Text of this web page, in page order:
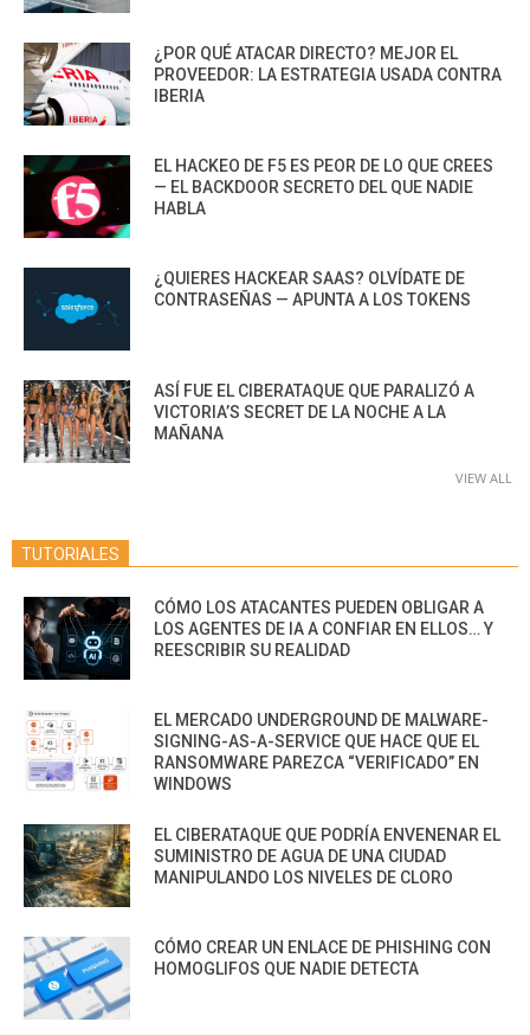
¿POR QUÉ ATACAR DIRECTO? MEJOR EL
PROVEEDOR: LA ESTRATEGIA USADA CONTRA
IBERIA
EL HACKEO DE F5 ES PEOR DE LO QUE CREES
— EL BACKDOOR SECRETO DEL QUE NADIE
HABLA
¿QUIERES HACKEAR SAAS? OLVÍDATE DE
CONTRASEÑAS — APUNTA A LOS TOKENS
ASÍ FUE EL CIBERATAQUE QUE PARALIZÓ A
VICTORIA’S SECRET DE LA NOCHE A LA
MAÑANA
VIEW ALL
TUTORIALES
CÓMO LOS ATACANTES PUEDEN OBLIGAR A
LOS AGENTES DE IA A CONFIAR EN ELLOS… Y
REESCRIBIR SU REALIDAD
EL MERCADO UNDERGROUND DE MALWARE-
SIGNING-AS-A-SERVICE QUE HACE QUE EL
RANSOMWARE PAREZCA “VERIFICADO” EN
WINDOWS
EL CIBERATAQUE QUE PODRÍA ENVENENAR EL
SUMINISTRO DE AGUA DE UNA CIUDAD
MANIPULANDO LOS NIVELES DE CLORO
CÓMO CREAR UN ENLACE DE PHISHING CON
HOMOGLIFOS QUE NADIE DETECTA